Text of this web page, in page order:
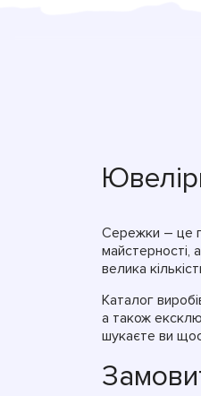
Сережки – це
майстерності,
велика
Каталог
а також
шукаєте ви